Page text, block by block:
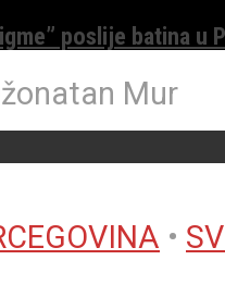
poslije batina u
Mur
•